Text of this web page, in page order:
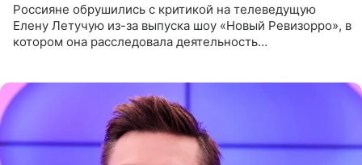
Россияне обрушились с критикой на телеведущую
Елену Летучую из-за выпуска шоу «Новый Ревизорро», в
котором она расследовала деятельность